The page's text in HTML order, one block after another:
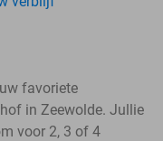
favoriete
in Zeewolde. Jullie
voor 2, 3 of 4